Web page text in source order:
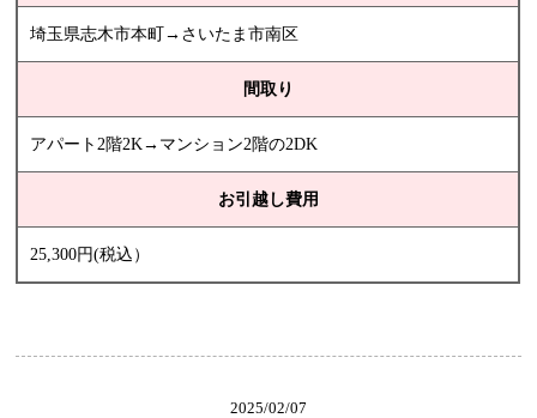
埼玉県志木市本町→さいたま市南区
間取り
アパート2階2K→マンション2階の2DK
お引越し費用
25,300円(税込）
2025/02/07